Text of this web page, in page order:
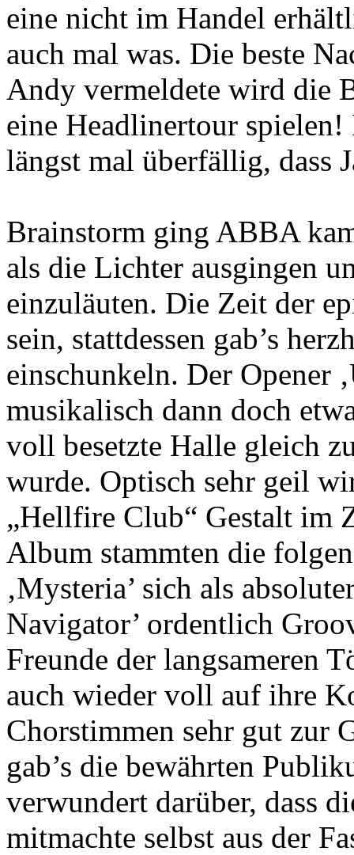
eine nicht im Handel
auch mal was. Die beste
Andy vermeldete wird die
eine Headlinertour
längst mal überfällig, dass
Brainstorm ging ABBA
als die Lichter ausgingen
einzuläuten. Die Zeit der
sein, stattdessen gab’s
einschunkeln. Der Opener
musikalisch dann doch
voll besetzte Halle gleich
wurde. Optisch sehr geil
„Hellfire Club“ Gestalt im
Album stammten die
‚Mysteria’ sich als
Navigator’ ordentlich
Freunde der langsameren
auch wieder voll auf ihre
Chorstimmen sehr gut zur
gab’s die bewährten
verwundert darüber, dass
mitmachte selbst aus der